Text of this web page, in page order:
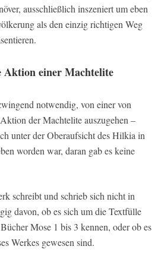
ausschließlich inszeniert um eben
als den einzig richtigen Weg
Aktion einer Machtelite
notwendig, von einer von
der Machtelite auszugehen –
unter der Oberaufsicht des Hilkia in
worden war, daran gab es keine
schreibt und schrieb sich nicht in
davon, ob es sich um die Textfülle
Mose 1 bis 3 kennen, oder ob es
Werkes gewesen sind.